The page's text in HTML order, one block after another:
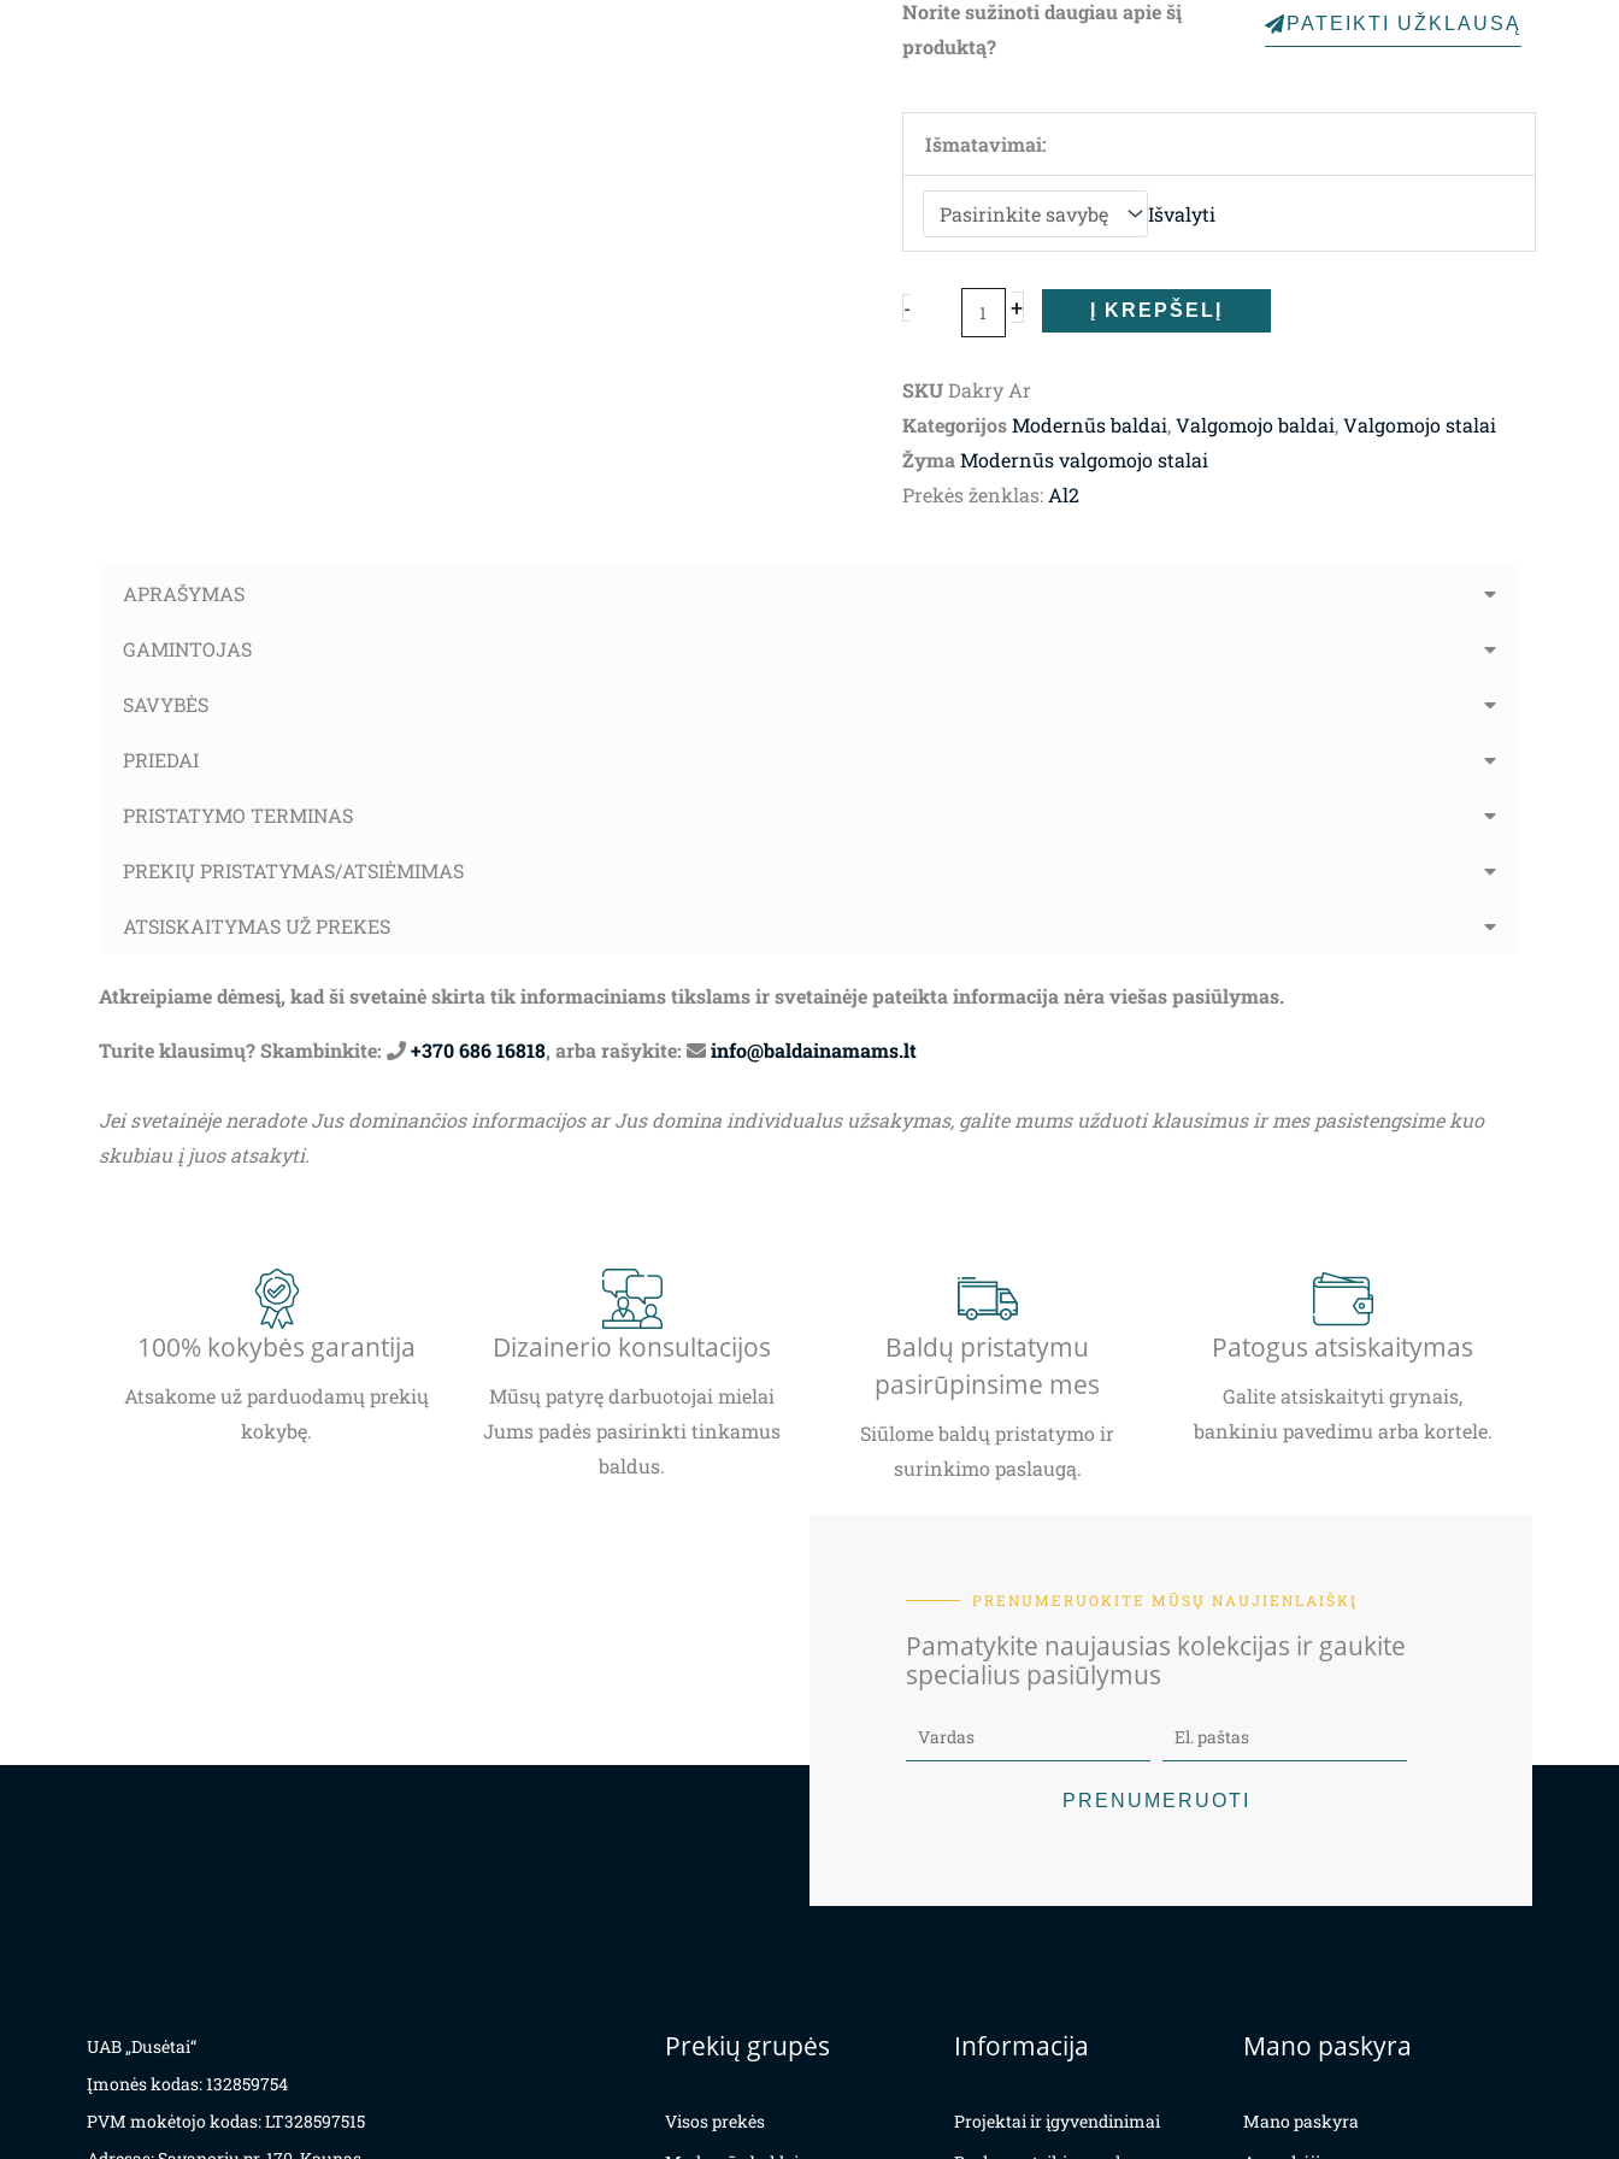
through
Norite sužinoti daugiau apie šį
produktą?
PATEIKTI UŽKLAUSĄ
Išmatavimai:
Išvalyti
-
kiekis:
stalas
Dakry
+ Į KREPŠELĮ
SKUDakry Ar
KategorijosModernūs baldai,Valgomojo baldai,Valgomojo stalai
ŽymaModernūs valgomojo stalai
Prekės ženklas:Al2
APRAŠYMAS
GAMINTOJAS
SAVYBĖS
PRIEDAI
PRISTATYMO TERMINAS
PREKIŲ PRISTATYMAS/ATSIĖMIMAS
ATSISKAITYMAS UŽ PREKES
Atkreipiame dėmesį, kad ši svetainė skirta tik informaciniams tikslams ir svetainėje pateikta informacija nėra viešas pasiūlymas.
Turite klausimų? Skambinkite: +370 686 16818, arba rašykite: info@baldainamams.lt
Jei svetainėje neradote Jus dominančios informacijos ar Jus domina individualus užsakymas, galite mums užduoti klausimus ir mes pasistengsime kuo
skubiau į juos atsakyti.
100% kokybės garantija
Atsakome už parduodamų prekių
kokybę.
Dizainerio konsultacijos
Mūsų patyrę darbuotojai mielai
Jums padės pasirinkti tinkamus
baldus.
Baldų pristatymu
pasirūpinsime mes
Siūlome baldų pristatymo ir
surinkimo paslaugą.
Patogus atsiskaitymas
Galite atsiskaityti grynais,
bankiniu pavedimu arba kortele.
PRENUMERUOKITE MŪSŲ NAUJIENLAIŠKĮ
Pamatykite naujausias kolekcijas ir gaukite
specialius pasiūlymus
PRENUMERUOTI
UAB „Dusėtai“
Įmonės kodas: 132859754
PVM mokėtojo kodas: LT328597515
Prekių grupės
Visos prekės
Informacija
Projektai ir įgyvendinimai
Mano paskyra
Mano paskyra